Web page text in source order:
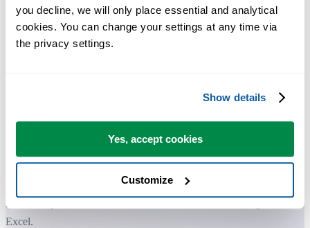
you decline, we will only place essential and analytical
cookies. You can change your settings at any time via
the privacy settings.
Show details
Yes, accept cookies
Customize
Strumenti pratici che molti utenti di Excel vorrebbero integrati in
Excel.